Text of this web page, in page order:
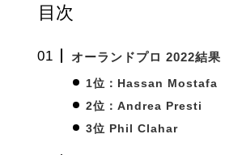
目次
オーランドプロ 2022結果
1位：Hassan Mostafa
2位：Andrea Presti
3位 Phil Clahar